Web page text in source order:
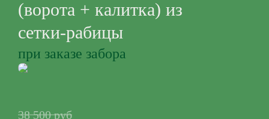
(ворота + калитка) из
сетки-рабицы
при заказе забора
38 500 руб